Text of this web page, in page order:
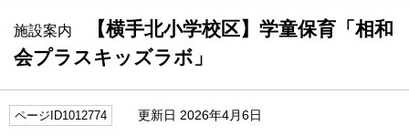
施設案内
【横手北小学校区】学童保育「相和
会プラスキッズラボ」
ページID1012774 更新日 2026年4月6日